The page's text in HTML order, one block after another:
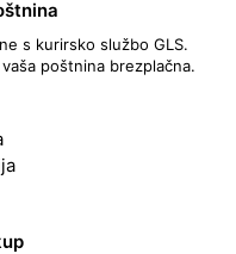
s kurirsko službo GLS.
poštnina brezplačna.